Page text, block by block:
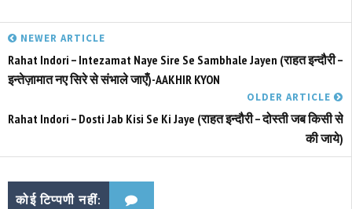
NEWER ARTICLE
Rahat Indori – Intezamat Naye Sire Se Sambhale Jayen (राहत इन्दौरी –
इन्तेज़ामात नए सिरे से संभाले जाएँ)-AAKHIR KYON
OLDER ARTICLE
Rahat Indori – Dosti Jab Kisi Se Ki Jaye (राहत इन्दौरी – दोस्ती जब किसी से
की जाये)
कोई टिप्पणी नहीं: